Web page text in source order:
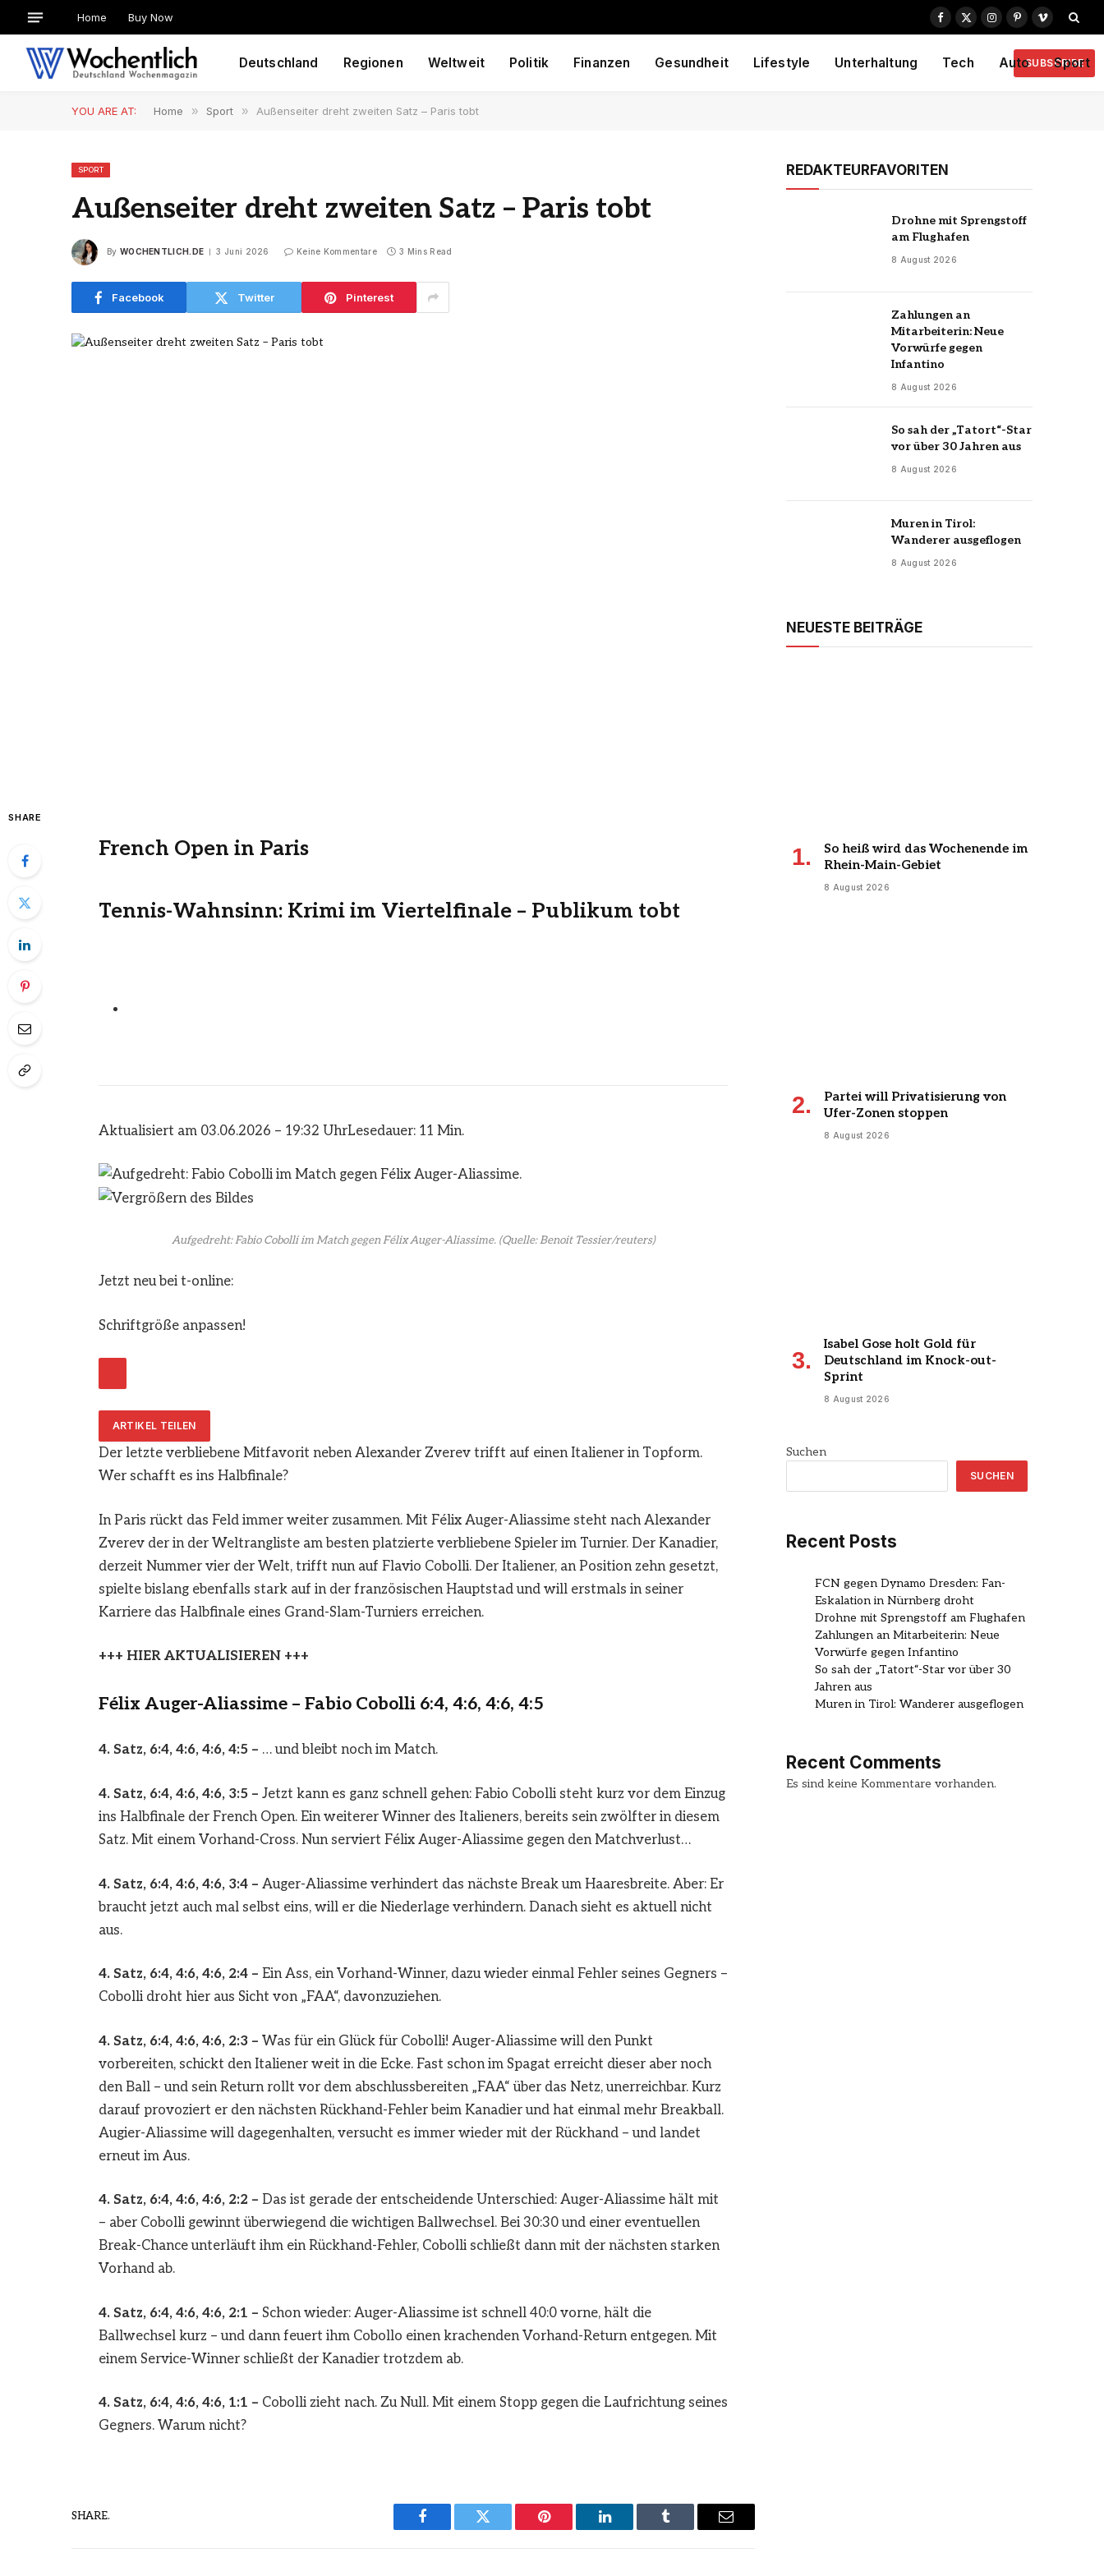
Home Buy Now
Facebook
X
Instagram
PinterestVimeo
Deutschland Regionen Weltweit Politik Finanzen Gesundheit Lifestyle Unterhaltung Tech Auto Sport
SUBSCRIBE
YOU ARE AT: Home » Sport » Außenseiter dreht zweiten Satz – Paris tobt
SPORT
Außenseiter dreht zweiten Satz – Paris tobt
By WOCHENTLICH.DE 3 Juni 2026 Keine Kommentare 3 Mins Read
Facebook Twitter Pinterest
SHARE
French Open in Paris
Tennis-Wahnsinn: Krimi im Viertelfinale – Publikum tobt
Aktualisiert am 03.06.2026 – 19:32 UhrLesedauer: 11 Min.
Aufgedreht: Fabio Cobolli im Match gegen Félix Auger-Aliassime.(Quelle: Benoit Tessier/reuters)
Jetzt neu bei t-online:
Schriftgröße anpassen!
ARTIKEL TEILEN
Der letzte verbliebene Mitfavorit neben Alexander Zverev trifft auf einen Italiener in Topform.
Wer schafft es ins Halbfinale?
In Paris rückt das Feld immer weiter zusammen. Mit Félix Auger-Aliassime steht nach Alexander
Zverev der in der Weltrangliste am besten platzierte verbliebene Spieler im Turnier. Der Kanadier,
derzeit Nummer vier der Welt, trifft nun auf Flavio Cobolli. Der Italiener, an Position zehn gesetzt,
spielte bislang ebenfalls stark auf in der französischen Hauptstad und will erstmals in seiner
Karriere das Halbfinale eines Grand-Slam-Turniers erreichen.
+++ HIER AKTUALISIEREN +++
Félix Auger-Aliassime – Fabio Cobolli 6:4, 4:6, 4:6, 4:5
4. Satz, 6:4, 4:6, 4:6, 4:5 – … und bleibt noch im Match.
4. Satz, 6:4, 4:6, 4:6, 3:5 – Jetzt kann es ganz schnell gehen: Fabio Cobolli steht kurz vor dem Einzug
ins Halbfinale der French Open. Ein weiterer Winner des Italieners, bereits sein zwölfter in diesem
Satz. Mit einem Vorhand-Cross. Nun serviert Félix Auger-Aliassime gegen den Matchverlust…
4. Satz, 6:4, 4:6, 4:6, 3:4 – Auger-Aliassime verhindert das nächste Break um Haaresbreite. Aber: Er
braucht jetzt auch mal selbst eins, will er die Niederlage verhindern. Danach sieht es aktuell nicht
aus.
4. Satz, 6:4, 4:6, 4:6, 2:4 – Ein Ass, ein Vorhand-Winner, dazu wieder einmal Fehler seines Gegners –
Cobolli droht hier aus Sicht von „FAA“, davonzuziehen.
4. Satz, 6:4, 4:6, 4:6, 2:3 – Was für ein Glück für Cobolli! Auger-Aliassime will den Punkt
vorbereiten, schickt den Italiener weit in die Ecke. Fast schon im Spagat erreicht dieser aber noch
den Ball – und sein Return rollt vor dem abschlussbereiten „FAA“ über das Netz, unerreichbar. Kurz
darauf provoziert er den nächsten Rückhand-Fehler beim Kanadier und hat einmal mehr Breakball.
Augier-Aliassime will dagegenhalten, versucht es immer wieder mit der Rückhand – und landet
erneut im Aus.
4. Satz, 6:4, 4:6, 4:6, 2:2 – Das ist gerade der entscheidende Unterschied: Auger-Aliassime hält mit
– aber Cobolli gewinnt überwiegend die wichtigen Ballwechsel. Bei 30:30 und einer eventuellen
Break-Chance unterläuft ihm ein Rückhand-Fehler, Cobolli schließt dann mit der nächsten starken
Vorhand ab.
4. Satz, 6:4, 4:6, 4:6, 2:1 – Schon wieder: Auger-Aliassime ist schnell 40:0 vorne, hält die
Ballwechsel kurz – und dann feuert ihm Cobollo einen krachenden Vorhand-Return entgegen. Mit
einem Service-Winner schließt der Kanadier trotzdem ab.
4. Satz, 6:4, 4:6, 4:6, 1:1 – Cobolli zieht nach. Zu Null. Mit einem Stopp gegen die Laufrichtung seines
Gegners. Warum nicht?
SHARE.
Facebook Twitter Pinterest LinkedIn Tumblr Email
REDAKTEURFAVORITEN
Drohne mit Sprengstoff
am Flughafen
8 August 2026
Zahlungen an
Mitarbeiterin: Neue
Vorwürfe gegen
Infantino
8 August 2026
So sah der „Tatort“-Star
vor über 30 Jahren aus
8 August 2026
Muren in Tirol:
Wanderer ausgeflogen
8 August 2026
NEUESTE BEITRÄGE
So heiß wird das Wochenende im
Rhein-Main-Gebiet
8 August 2026
Partei will Privatisierung von
Ufer-Zonen stoppen
8 August 2026
Isabel Gose holt Gold für
Deutschland im Knock-out-
Sprint
8 August 2026
Suchen
SUCHEN
Recent Posts
FCN gegen Dynamo Dresden: Fan-
Eskalation in Nürnberg droht
Drohne mit Sprengstoff am Flughafen
Zahlungen an Mitarbeiterin: Neue
Vorwürfe gegen Infantino
So sah der „Tatort“-Star vor über 30
Jahren aus
Muren in Tirol: Wanderer ausgeflogen
Recent Comments
Es sind keine Kommentare vorhanden.